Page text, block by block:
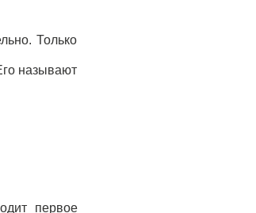
Только
называют
первое